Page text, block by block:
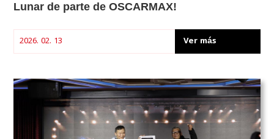
Lunar de parte de OSCARMAX!
2026. 02. 13 Ver más